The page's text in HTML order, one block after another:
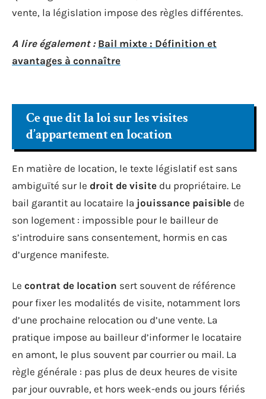
vente, la législation impose des règles différentes.
A lire également : Bail mixte : Définition et
avantages à connaître
Ce que dit la loi sur les visites
d’appartement en location
En matière de location, le texte législatif est sans
ambiguïté sur le droit de visite du propriétaire. Le
bail garantit au locataire la jouissance paisible de
son logement : impossible pour le bailleur de
s’introduire sans consentement, hormis en cas
d’urgence manifeste.
Le contrat de location sert souvent de référence
pour fixer les modalités de visite, notamment lors
d’une prochaine relocation ou d’une vente. La
pratique impose au bailleur d’informer le locataire
en amont, le plus souvent par courrier ou mail. La
règle générale : pas plus de deux heures de visite
par jour ouvrable, et hors week-ends ou jours fériés